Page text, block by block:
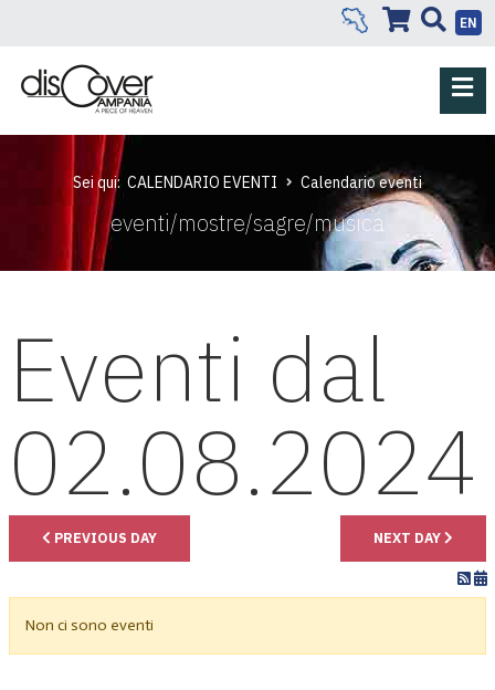
EN
Sei qui: CALENDARIO EVENTI Calendario eventi
eventi/mostre/sagre/musica
Eventi dal
02.08.2024
PREVIOUS DAY NEXT DAY
Non ci sono eventi